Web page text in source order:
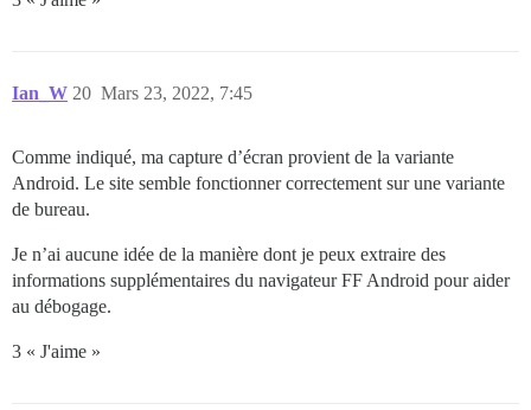
Ian_W Mars 23, 2022, 7:45
20
Comme indiqué, ma capture d’écran provient de la variante
Android. Le site semble fonctionner correctement sur une variante
de bureau.
Je n’ai aucune idée de la manière dont je peux extraire des
informations supplémentaires du navigateur FF Android pour aider
au débogage.
3 « J'aime »